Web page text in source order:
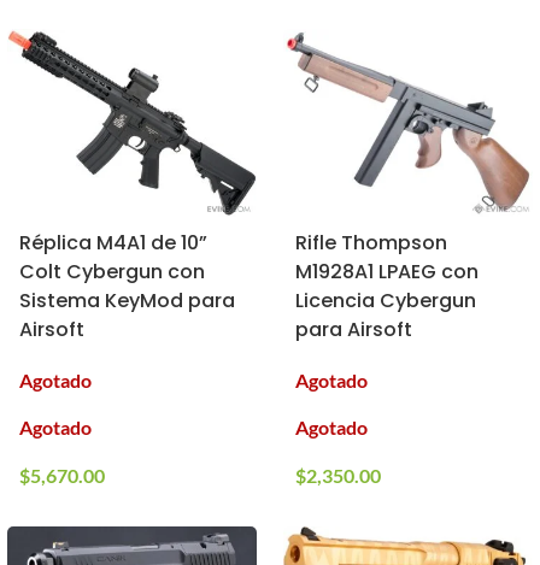
Réplica M4A1 de 10”
Colt Cybergun con
Sistema KeyMod para
Airsoft
Agotado
Agotado
$5,670.00
Rifle Thompson
M1928A1 LPAEG con
Licencia Cybergun
para Airsoft
Agotado
Agotado
$2,350.00